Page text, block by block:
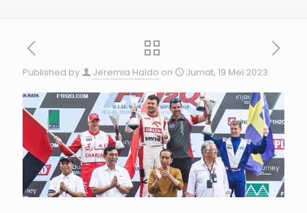
Published by Jeremia Haldo on Jumat, 19 Mei 2023